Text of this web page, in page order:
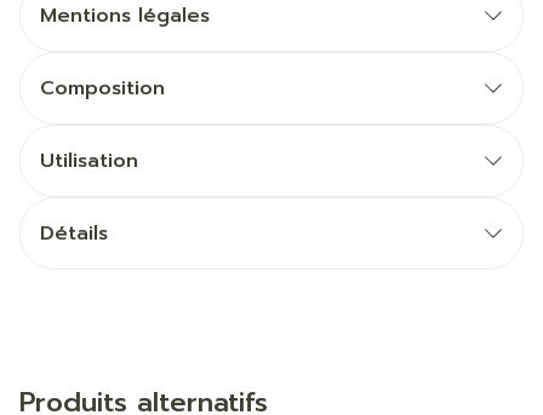
Mentions légales
Composition
Utilisation
Détails
Produits alternatifs